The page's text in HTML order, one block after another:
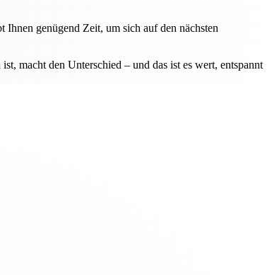
genügend Zeit, um sich auf den nächsten
macht den Unterschied – und das ist es wert, entspannt